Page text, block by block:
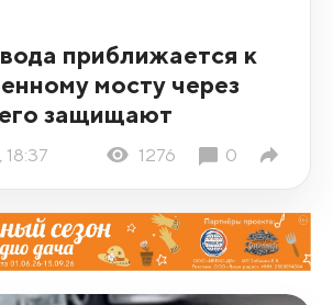
приближается к
мосту через
защищают
1276 0